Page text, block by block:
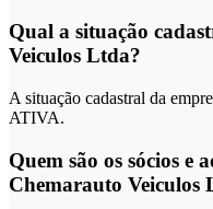
Qual a situação
Veiculos Ltda?
A situação cadastral da
ATIVA.
Quem são os sócios e
Chemarauto Veiculos